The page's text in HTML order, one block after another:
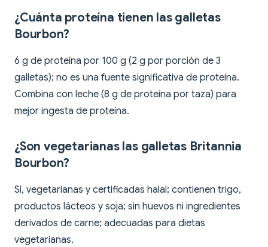
¿Cuánta proteína tienen las galletas
Bourbon?
6 g de proteína por 100 g (2 g por porción de 3
galletas); no es una fuente significativa de proteína.
Combina con leche (8 g de proteína por taza) para
mejor ingesta de proteína.
¿Son vegetarianas las galletas Britannia
Bourbon?
Sí, vegetarianas y certificadas halal; contienen trigo,
productos lácteos y soja; sin huevos ni ingredientes
derivados de carne; adecuadas para dietas
vegetarianas.